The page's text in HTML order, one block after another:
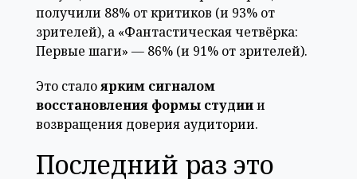
получили 88% от критиков (и 93% от
зрителей), а «Фантастическая четвёрка:
Первые шаги» — 86% (и 91% от зрителей).
Это сталоярким сигналом
восстановления формы студиии
возвращения доверия аудитории.
Последний раз это